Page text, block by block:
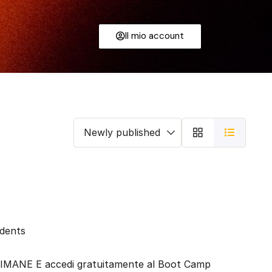
Il mio account
E accedi gratuitamente al Boot Camp